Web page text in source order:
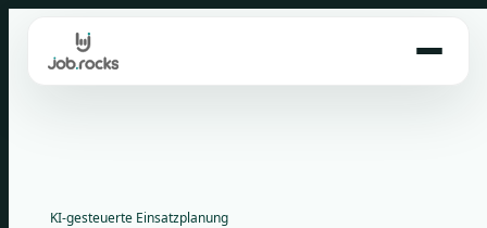
content
KI-gesteuerte Einsatzplanung